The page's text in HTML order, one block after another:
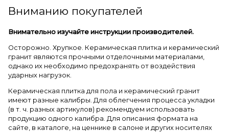
Вниманию покупателей
Внимательно изучайте инструкции производителей.
Осторожно. Хрупкое. Керамическая плитка и керамический
гранит являются прочными отделочными материалами,
однако их необходимо предохранять от воздействия
ударных нагрузок.
Керамическая плитка для пола и керамический гранит
имеют разные калибры. Для облегчения процесса укладки
(в т. ч. разных артикулов) рекомендуем использовать
продукцию одного калибра. Для описания формата на
сайте, в каталоге, на ценнике в салоне и других носителях